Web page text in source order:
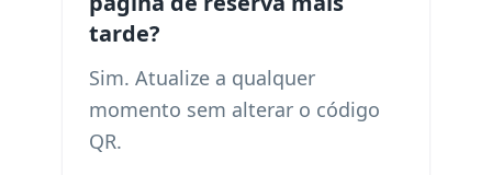
tarde?
Sim. Atualize a qualquer
momento sem alterar o código
QR.